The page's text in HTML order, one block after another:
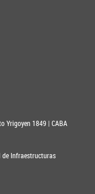
Yrigoyen 1849 | CABA
de Infraestructuras